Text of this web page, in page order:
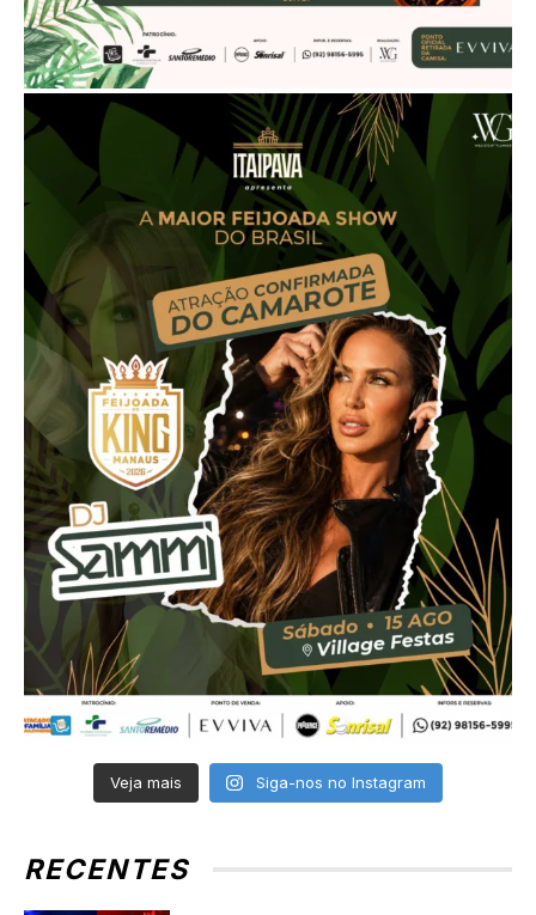
Veja mais Siga-nos no Instagram
RECENTES